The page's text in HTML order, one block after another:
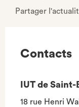
Partager
Contacts
IUT de
18 rue Henri